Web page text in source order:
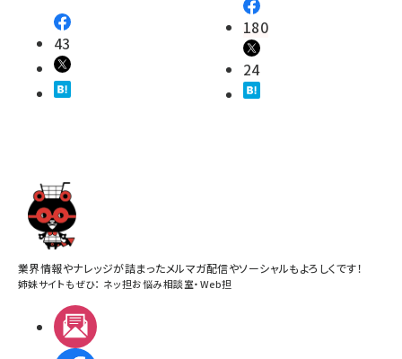
43
180
24
業界情報やナレッジが詰まったメルマガ配信やソーシャルもよろしくです！
姉妹サイトもぜひ： ネッ担お悩み相談室・Web担